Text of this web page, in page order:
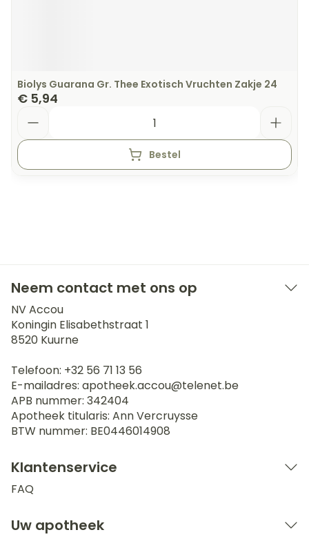
Biolys Guarana Gr. Thee Exotisch Vruchten Zakje 24
€ 5,94
Bestel
Neem contact met ons op
NV Accou
Koningin Elisabethstraat 1
8520 Kuurne
Telefoon: +32 56 71 13 56
E-mailadres: apotheek.accou@telenet.be
APB nummer: 342404
Apotheek titularis: Ann Vercruysse
BTW nummer: BE0446014908
Klantenservice
FAQ
Uw apotheek